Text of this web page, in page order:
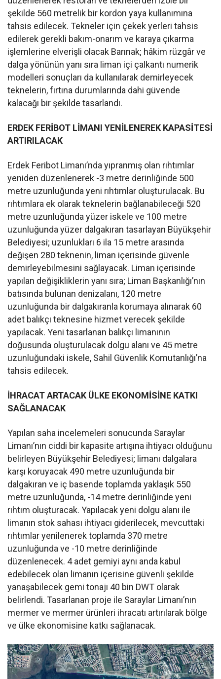
şekilde 560 metrelik bir kordon yaya kullanımına
tahsis edilecek. Tekneler için çekek yerleri tahsis
edilerek gerekli bakım-onarım ve karaya çıkarma
işlemlerine elverişli olacak Barınak; hâkim rüzgâr ve
dalga yönünün yanı sıra liman içi çalkantı numerik
modelleri sonuçları da kullanılarak demirleyecek
teknelerin, fırtına durumlarında dahi güvende
kalacağı bir şekilde tasarlandı.
ERDEK FERİBOT LİMANI YENİLENEREK KAPASİTESİ
ARTIRILACAK
Erdek Feribot Limanı’nda yıpranmış olan rıhtımlar
yeniden düzenlenerek -3 metre derinliğinde 500
metre uzunluğunda yeni rıhtımlar oluşturulacak. Bu
rıhtımlara ek olarak teknelerin bağlanabileceği 520
metre uzunluğunda yüzer iskele ve 100 metre
uzunluğunda yüzer dalgakıran tasarlayan Büyükşehir
Belediyesi; uzunlukları 6 ila 15 metre arasında
değişen 280 teknenin, liman içerisinde güvenle
demirleyebilmesini sağlayacak. Liman içerisinde
yapılan değişikliklerin yanı sıra; Liman Başkanlığı’nın
batısında bulunan denizalanı, 120 metre
uzunluğunda bir dalgakıranla korumaya alınarak 60
adet balıkçı teknesine hizmet verecek şekilde
yapılacak. Yeni tasarlanan balıkçı limanının
doğusunda oluşturulacak dolgu alanı ve 45 metre
uzunluğundaki iskele, Sahil Güvenlik Komutanlığı’na
tahsis edilecek.
İHRACAT ARTACAK ÜLKE EKONOMİSİNE KATKI
SAĞLANACAK
Yapılan saha incelemeleri sonucunda Saraylar
Limanı’nın ciddi bir kapasite artışına ihtiyacı olduğunu
belirleyen Büyükşehir Belediyesi; limanı dalgalara
karşı koruyacak 490 metre uzunluğunda bir
dalgakıran ve iç basende toplamda yaklaşık 550
metre uzunluğunda, -14 metre derinliğinde yeni
rıhtım oluşturacak. Yapılacak yeni dolgu alanı ile
limanın stok sahası ihtiyacı giderilecek, mevcuttaki
rıhtımlar yenilenerek toplamda 370 metre
uzunluğunda ve -10 metre derinliğinde
düzenlenecek. 4 adet gemiyi aynı anda kabul
edebilecek olan limanın içerisine güvenli şekilde
yanaşabilecek gemi tonajı 40 bin DWT olarak
belirlendi. Tasarlanan proje ile Saraylar Limanı’nın
mermer ve mermer ürünleri ihracatı artırılarak bölge
ve ülke ekonomisine katkı sağlanacak.